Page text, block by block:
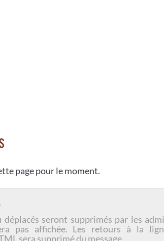
page pour le moment.
seront supprimés par les
pas affichée. Les retours à la
sera supprimé du message.